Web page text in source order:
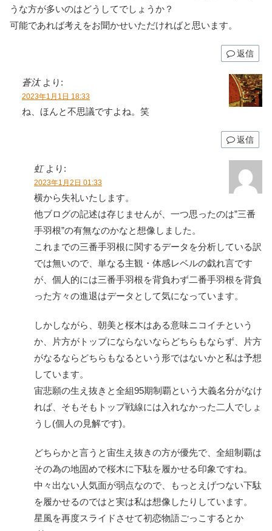
うな方が多いのはどうしてでしょうか？
可能であれば考えをお聞かせいただければと思います。
返信
蒼汰 より:
2023年1月1日 18:33
ね、ほんと不思議ですよね。笑
返信
虹 より:
2023年1月2日 01:33
横から失礼いたします。
他ブログの記述は存じませんが、一つ思ったのは”三番
手羽根”の有無なのかなと想像しました。
これまでの三番手羽根に関するデータを分析している訳
では無いので、単なる主観・体感レベルの戯れ言です
が、個人的には三番手羽根を背負わず二番手羽根を背負
った方々の進退はデータとして気になっています。
しかしながら、朝美と桜木はある意味ニコイチという
か、片方がトップにならないならどちらもならず、片方
がなるならどちらもなるという形ではないかと私は予想
しています。
宙悲願の生え抜きと全組95期制覇という大義名分がなけ
れば、そもそもトップ戦線には入れなかった二人でしょ
うし(個人の見解です)。
どちらかと言うと宙生え抜きの方が優先で、全組制覇は
その為の地固めで桜木に下駄を履かせる印象ですね。
中々出ない人気面が弱点なので、もっとえげつない下駄
を履かせるのではと実は私は想像したりしています。
星風を再度スライドさせて初恋物語ごっこするとか